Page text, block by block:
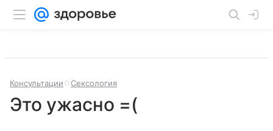
Консультации Сексология
Это ужасно =(